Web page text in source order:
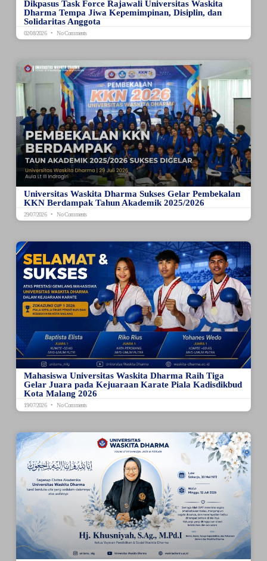
Dikpasus Task Force Rajawali Universitas Waskita
Dharma Tempa Jiwa Kepemimpinan, Disiplin, dan
Solidaritas Anggota
02/08/2026 No Comments
Universitas Waskita Dharma Sukses Gelar Pembekalan
KKN Berdampak Tahun Akademik 2025/2026
29/07/2026 No Comments
Mahasiswa Universitas Waskita Dharma Raih Tiga
Gelar Juara pada Kejuaraan Karate Piala Kadisdikbud
Kota Malang 2026
19/07/2026 No Comments